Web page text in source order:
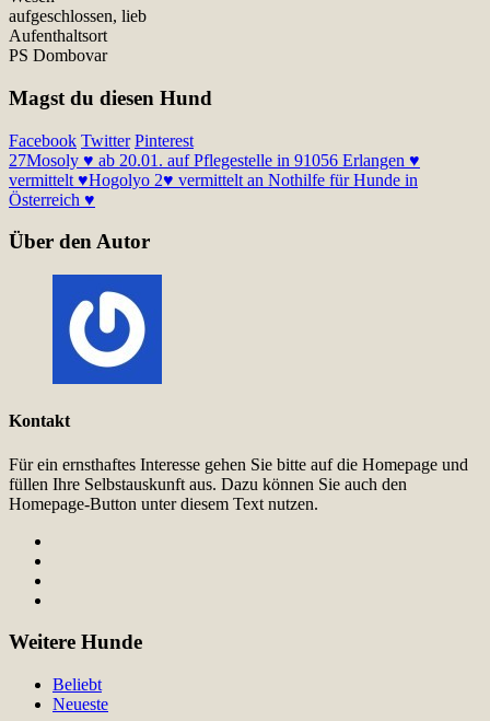
aufgeschlossen, lieb
Aufenthaltsort
PS Dombovar
Magst du diesen Hund
Facebook Twitter Pinterest
27Mosoly ♥ ab 20.01. auf Pflegestelle in 91056 Erlangen ♥
vermittelt ♥Hogolyo 2♥ vermittelt an Nothilfe für Hunde in
Österreich ♥
Über den Autor
Kontakt
Für ein ernsthaftes Interesse gehen Sie bitte auf die Homepage und
füllen Ihre Selbstauskunft aus. Dazu können Sie auch den
Homepage-Button unter diesem Text nutzen.
Weitere Hunde
Beliebt
Neueste